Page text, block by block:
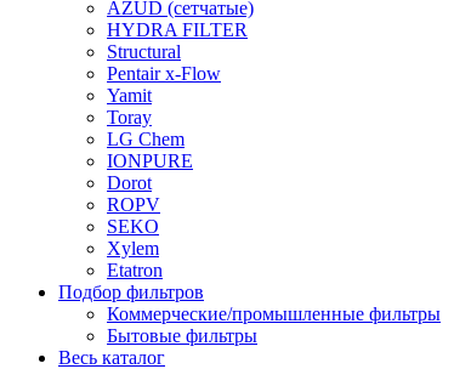
AZUD (сетчатые)
HYDRA FILTER
Structural
Pentair x-Flow
Yamit
Toray
LG Chem
IONPURE
Dorot
ROPV
SEKO
Xylem
Etatron
Подбор фильтров
Коммерческие/промышленные фильтры
Бытовые фильтры
Весь каталог